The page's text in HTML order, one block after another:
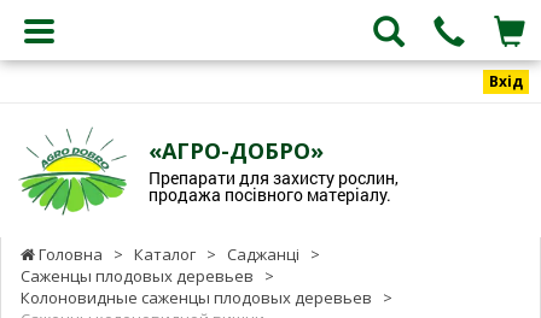
Вхід
«АГРО-ДОБРО»
Препарати для захисту рослин,
продажа посівного матеріалу.
Головна > Каталог > Саджанці
>
Саженцы плодовых деревьев
>
Колоновидные саженцы плодовых деревьев
>